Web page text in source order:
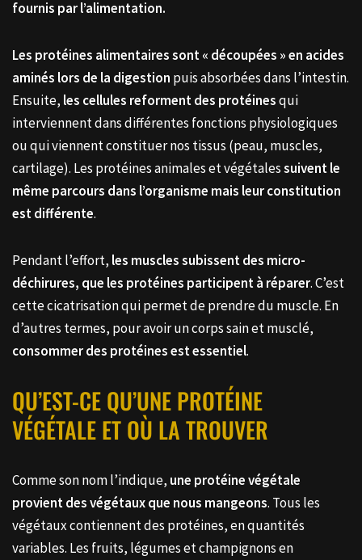
fournis par l’alimentation.
Les protéines alimentaires sont « découpées » en acides
aminés lors de la digestion puis absorbées dans l’intestin.
Ensuite, les cellules reforment des protéinesqui
interviennent dans différentes fonctions physiologiques
ou qui viennent constituer nos tissus (peau, muscles,
cartilage). Les protéines animales et végétalessuivent le
même parcours dans l’organisme mais leur constitution
est différente.
Pendant l’effort, les muscles subissent des micro-
déchirures, que les protéines participent à réparer. C’est
cette cicatrisation qui permet de prendre du muscle. En
d’autres termes, pour avoir un corps sain et musclé,
consommer des protéines est essentiel.
QU’EST-CE QU’UNE PROTÉINE
VÉGÉTALE ET OÙ LA TROUVER
Comme son nom l’indique, une protéine végétale
provient des végétaux que nous mangeons. Tous les
végétaux contiennent des protéines, en quantités
variables. Les fruits, légumes et champignons en